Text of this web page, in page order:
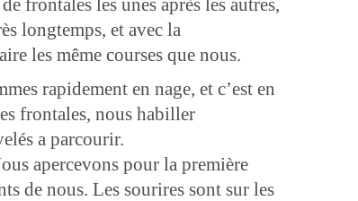
frontales les unes après les autres,
longtemps, et avec la
les même courses que nous.
rapidement en nage, et c’est en
frontales, nous habiller
a parcourir.
apercevons pour la première
de nous. Les sourires sont sur les